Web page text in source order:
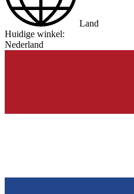
Land
Huidige winkel:
Nederland